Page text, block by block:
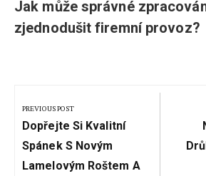
Jak může správné
zjednodušit firemní provoz?
pro
příspěvek
PREVIOUS POST
Previous
Post:
Dopřejte Si Kvalitní
Spánek S Novým
Lamelovým Roštem A